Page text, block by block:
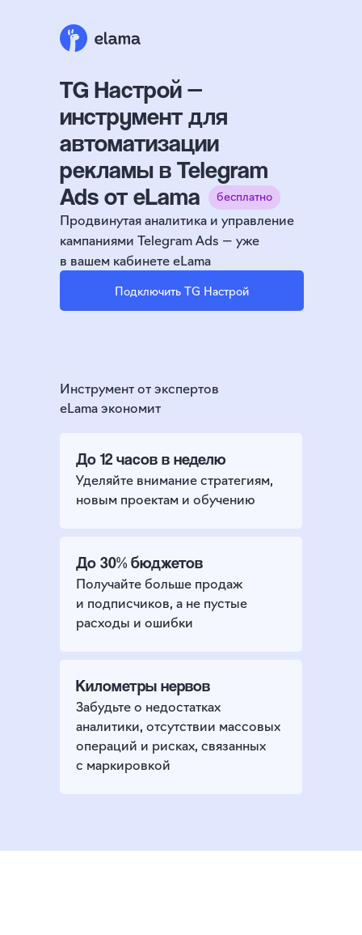
TG Настрой —
инструмент для
автоматизации
рекламы в Telegram
Ads от eLama
Продвинутая аналитика и управление
кампаниями Telegram Ads — уже
в вашем кабинете eLama
Подключить TG Настрой
Инструмент от экспертов
eLama экономит
До 12 часов в неделю
Уделяйте внимание стратегиям,
новым проектам и обучению
До 30% бюджетов
Получайте больше продаж
и подписчиков, а не пустые
расходы и ошибки
Километры нервов
Забудьте о недостатках
аналитики, отсутствии массовых
операций и рисках, связанных
с маркировкой
бесплатно